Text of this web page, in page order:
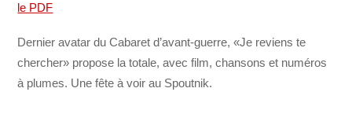
le PDF
Dernier avatar du Cabaret d’avant-guerre, «Je reviens te
chercher» propose la totale, avec film, chansons et numéros
à plumes. Une fête à voir au Spoutnik.